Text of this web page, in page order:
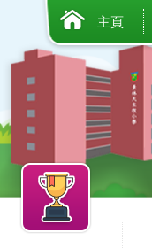
主頁